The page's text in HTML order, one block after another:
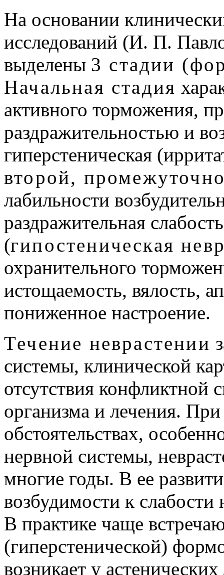
На основании
исследований (И. П.
выделены 3 стадии
Начальная стадия
активного торможения,
раздражительностью и
гиперстеническая
второй,
лабильности
раздражительная
(гипостеническая
охранительного
истощаемость, вялость,
пониженное настроение.
Течение неврастении
системы, клинической
отсутствия конфликтной
организма и лечения.
обстоятельствах,
нервной системы,
многие годы. В ее
возбудимости к слабости
В практике чаще
(гиперстенической)
возникает у